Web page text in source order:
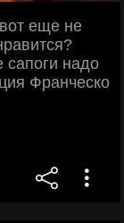
еще не
надо
Франческо